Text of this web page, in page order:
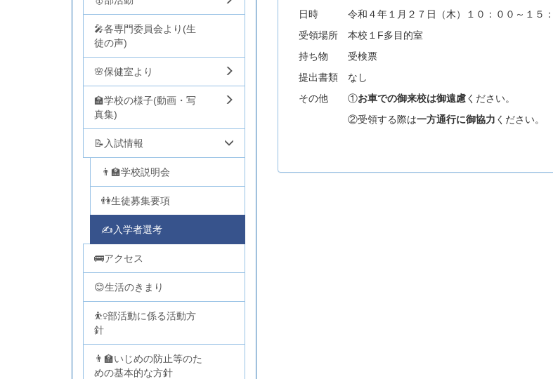
日時 令和４年１月２７日（木）１０：００～１５：
受領場所 本校１F多目的室
持ち物 受検票
提出書類 なし
その他 ①お車での御来校は御遠慮ください。
②受領する際は一方通行に御協力 ください。
🎤各専門委員会より(生
徒の声)
🌸保健室より
🏫学校の様子(動画・写
真集)
📝入試情報
👨‍🏫学校説明会
👫生徒募集要項
✍入学者選考
🚌アクセス
😊生活のきまり
⛹️‍♀️部活動に係る活動方
針
👨‍🏫いじめの防止等のた
めの基本的な方針